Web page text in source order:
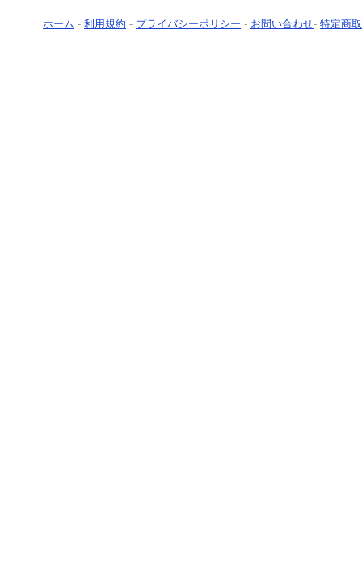
ホーム - 利用規約 - プライバシーポリシー - お問い合わせ- 特定商